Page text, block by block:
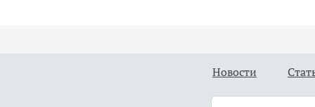
Новости